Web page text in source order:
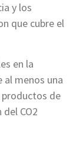
y los
que cubre el
en la
menos una
de
CO2